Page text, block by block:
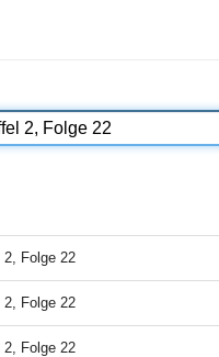
2, Folge 22
2, Folge 22
2, Folge 22